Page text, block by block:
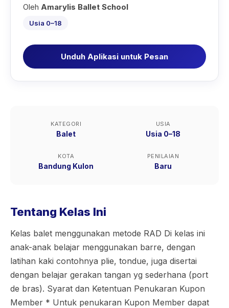
Oleh Amarylis Ballet School
Usia 0–18
Unduh Aplikasi untuk Pesan
KATEGORI
Balet
USIA
Usia 0–18
KOTA
Bandung Kulon
PENILAIAN
Baru
Tentang Kelas Ini
Kelas balet menggunakan metode RAD Di kelas ini
anak-anak belajar menggunakan barre, dengan
latihan kaki contohnya plie, tondue, juga disertai
dengan belajar gerakan tangan yg sederhana (port
de bras). Syarat dan Ketentuan Penukaran Kupon
Member * Untuk penukaran Kupon Member dapat